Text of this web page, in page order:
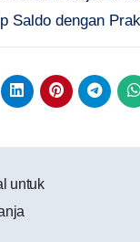
Saldo dengan
untuk